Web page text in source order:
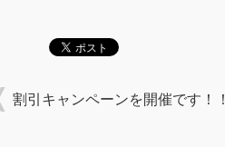
割引キャンペーンを開催です！！